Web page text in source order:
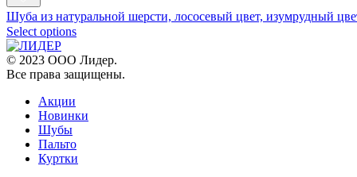
Шуба из натуральной шерсти, лососевый цвет, изумрудный
Select options
© 2023 ООО Лидер.
Все права защищены.
Акции
Новинки
Шубы
Пальто
Куртки